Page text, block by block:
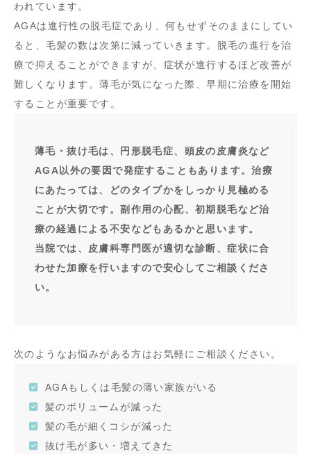
われています。
AGAは進行性の脱毛症であり、何もせずそのままにしてい
ると、毛髪の数は次第に減っていきます。脱毛の進行を治
療で抑えることができますが、症状が進行するほど改善が
難しくなります。薄毛が気になった際、早期に治療を開始
することが重要です。
薄毛・抜け毛は、円形脱毛症、頭皮の皮膚炎など
AGA以外の要因で発症することもあります。治療
にあたっては、どのタイプかをしっかり見極める
ことが大切です。副作用の心配、初期脱毛など治
療の経過による不安などもあるかと思います。
当院では、皮膚科専門医が適切な診断、症状に合
わせた加療を行いますので安心してご相談くださ
い。
次のようなお悩みがある方はお気軽にご相談ください。
AGAもしくは毛髪の薄い家族がいる
髪のボリュームが減った
髪の毛が細くコシが減った
抜け毛が多い・増えてきた